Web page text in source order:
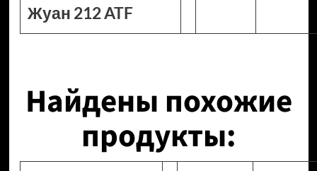
Жуан 212 ATF
Найдены похожие
продукты: